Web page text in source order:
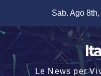
contenuto
Sab. Ago
Le News per